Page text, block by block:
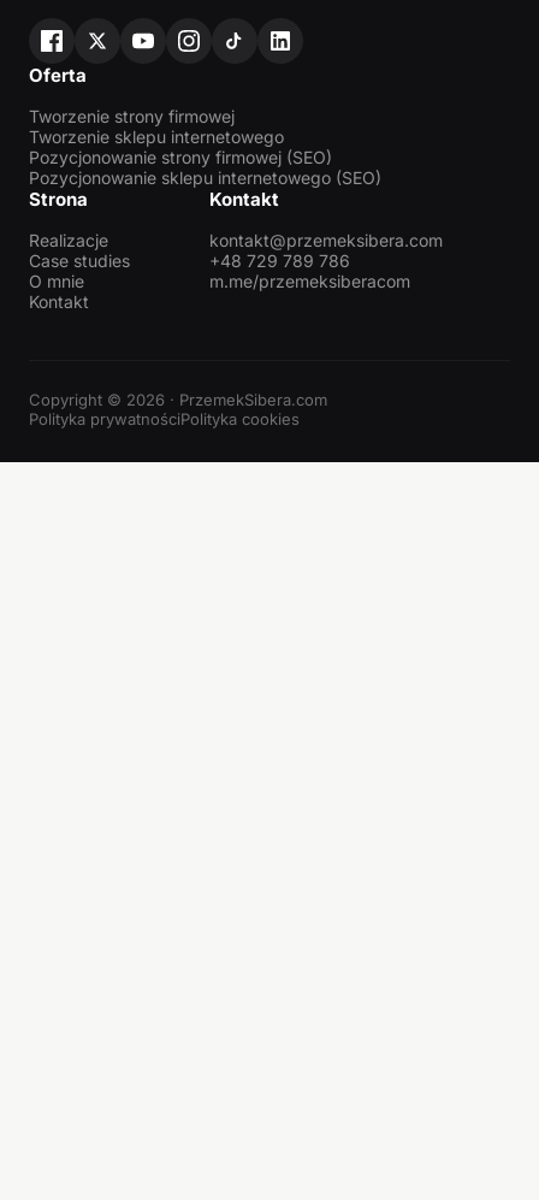
Oferta
Tworzenie strony firmowej
Tworzenie sklepu internetowego
Pozycjonowanie strony firmowej (SEO)
Pozycjonowanie sklepu internetowego (SEO)
Strona
Realizacje
Case studies
O mnie
Kontakt
Kontakt
kontakt@przemeksibera.com
+48 729 789 786
m.me/przemeksiberacom
Copyright © 2026 · PrzemekSibera.com
Polityka prywatnościPolityka cookies